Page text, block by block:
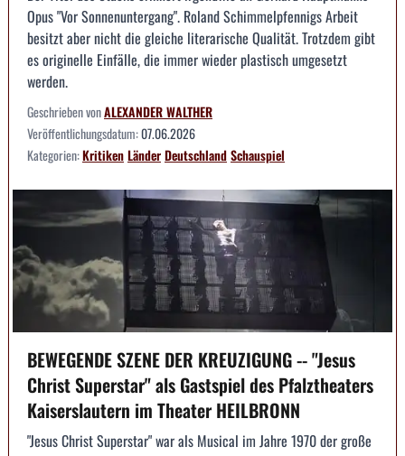
Opus "Vor Sonnenuntergang". Roland Schimmelpfennigs Arbeit
besitzt aber nicht die gleiche literarische Qualität. Trotzdem gibt
es originelle Einfälle, die immer wieder plastisch umgesetzt
werden.
Geschrieben vonALEXANDER WALTHER
Veröffentlichungsdatum:07.06.2026
Kategorien:KritikenLänderDeutschlandSchauspiel
BEWEGENDE SZENE DER KREUZIGUNG -- "Jesus
Christ Superstar" als Gastspiel des Pfalztheaters
Kaiserslautern im Theater HEILBRONN
"Jesus Christ Superstar" war als Musical im Jahre 1970 der große